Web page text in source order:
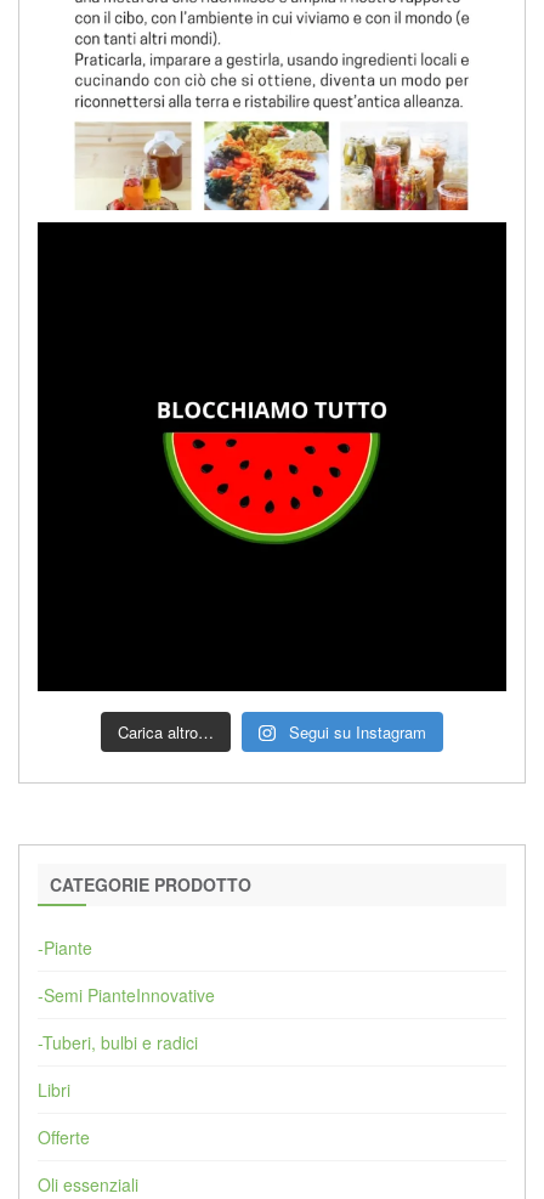
Carica altro… Segui su Instagram
CATEGORIE PRODOTTO
-Piante
-Semi PianteInnovative
-Tuberi, bulbi e radici
Libri
Offerte
Oli essenziali